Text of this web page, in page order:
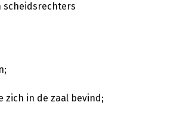
scheidsrechters
zich in de zaal bevind;